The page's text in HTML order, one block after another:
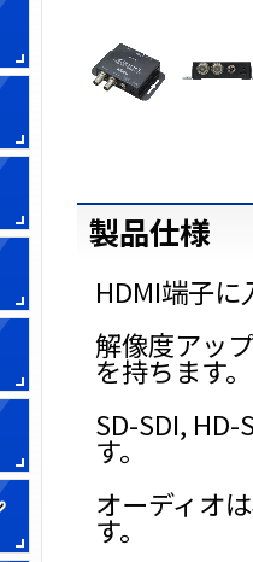
製品仕様
HDMI端子
解像度アッ
を持ちます。
SD-SDI, HD-
す。
オーディオ
す。